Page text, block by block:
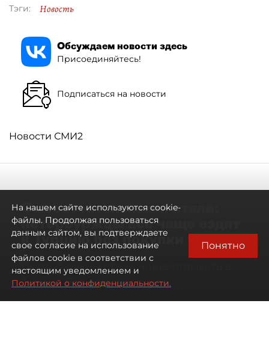
Тэги: Новость
Обсуждаем новости здесь
Присоединяйтесь!
Подписаться на новости
Новости СМИ2
Самостоятельными стали:
петербуржцы всё чаще ездят
в Турцию без покупки туров
Петербуржцы стали чаще отдыхать в
Турции без покупки туров
На нашем сайте используются cookie-
файлы. Продолжая пользоваться
данным сайтом, вы подтверждаете
свое согласие на использование
файлов cookie в соответствии с
настоящим уведомлением и
Политикой о конфиденциальности.
Понятно